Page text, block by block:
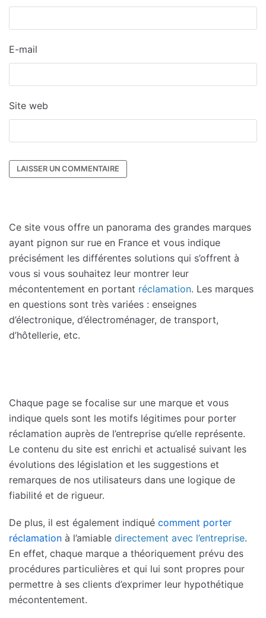
E-mail
Site web
Ce site vous offre un panorama des grandes marques
ayant pignon sur rue en France et vous indique
précisément les différentes solutions qui s’offrent à
vous si vous souhaitez leur montrer leur
mécontentement en portant réclamation. Les marques
en questions sont très variées : enseignes
d’électronique, d’électroménager, de transport,
d’hôtellerie, etc.
Chaque page se focalise sur une marque et vous
indique quels sont les motifs légitimes pour porter
réclamation auprès de l’entreprise qu’elle représente.
Le contenu du site est enrichi et actualisé suivant les
évolutions des législation et les suggestions et
remarques de nos utilisateurs dans une logique de
fiabilité et de rigueur.
De plus, il est également indiqué comment porter
réclamation à l’amiable directement avec l’entreprise.
En effet, chaque marque a théoriquement prévu des
procédures particulières et qui lui sont propres pour
permettre à ses clients d’exprimer leur hypothétique
mécontentement.